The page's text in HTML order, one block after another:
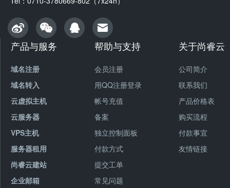
产品与服务
域名注册
域名转入
云虚拟主机
云服务器
VPS主机
服务器租用
尚睿云建站
企业邮箱
帮助与支持
会员注册
用QQ注册登录
帐号充值
备案
独立控制面板
付款方式
提交工单
常见问题
关于尚睿云
公司简介
联系我们
产品价格表
购买流程
付款事宜
友情链接